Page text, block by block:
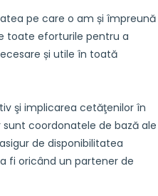
pe care o am și împreună
toate eforturile pentru a
și utile în toată
şi implicarea cetăţenilor în
coordonatele de bază ale
de disponibilitatea
fi oricând un partener de